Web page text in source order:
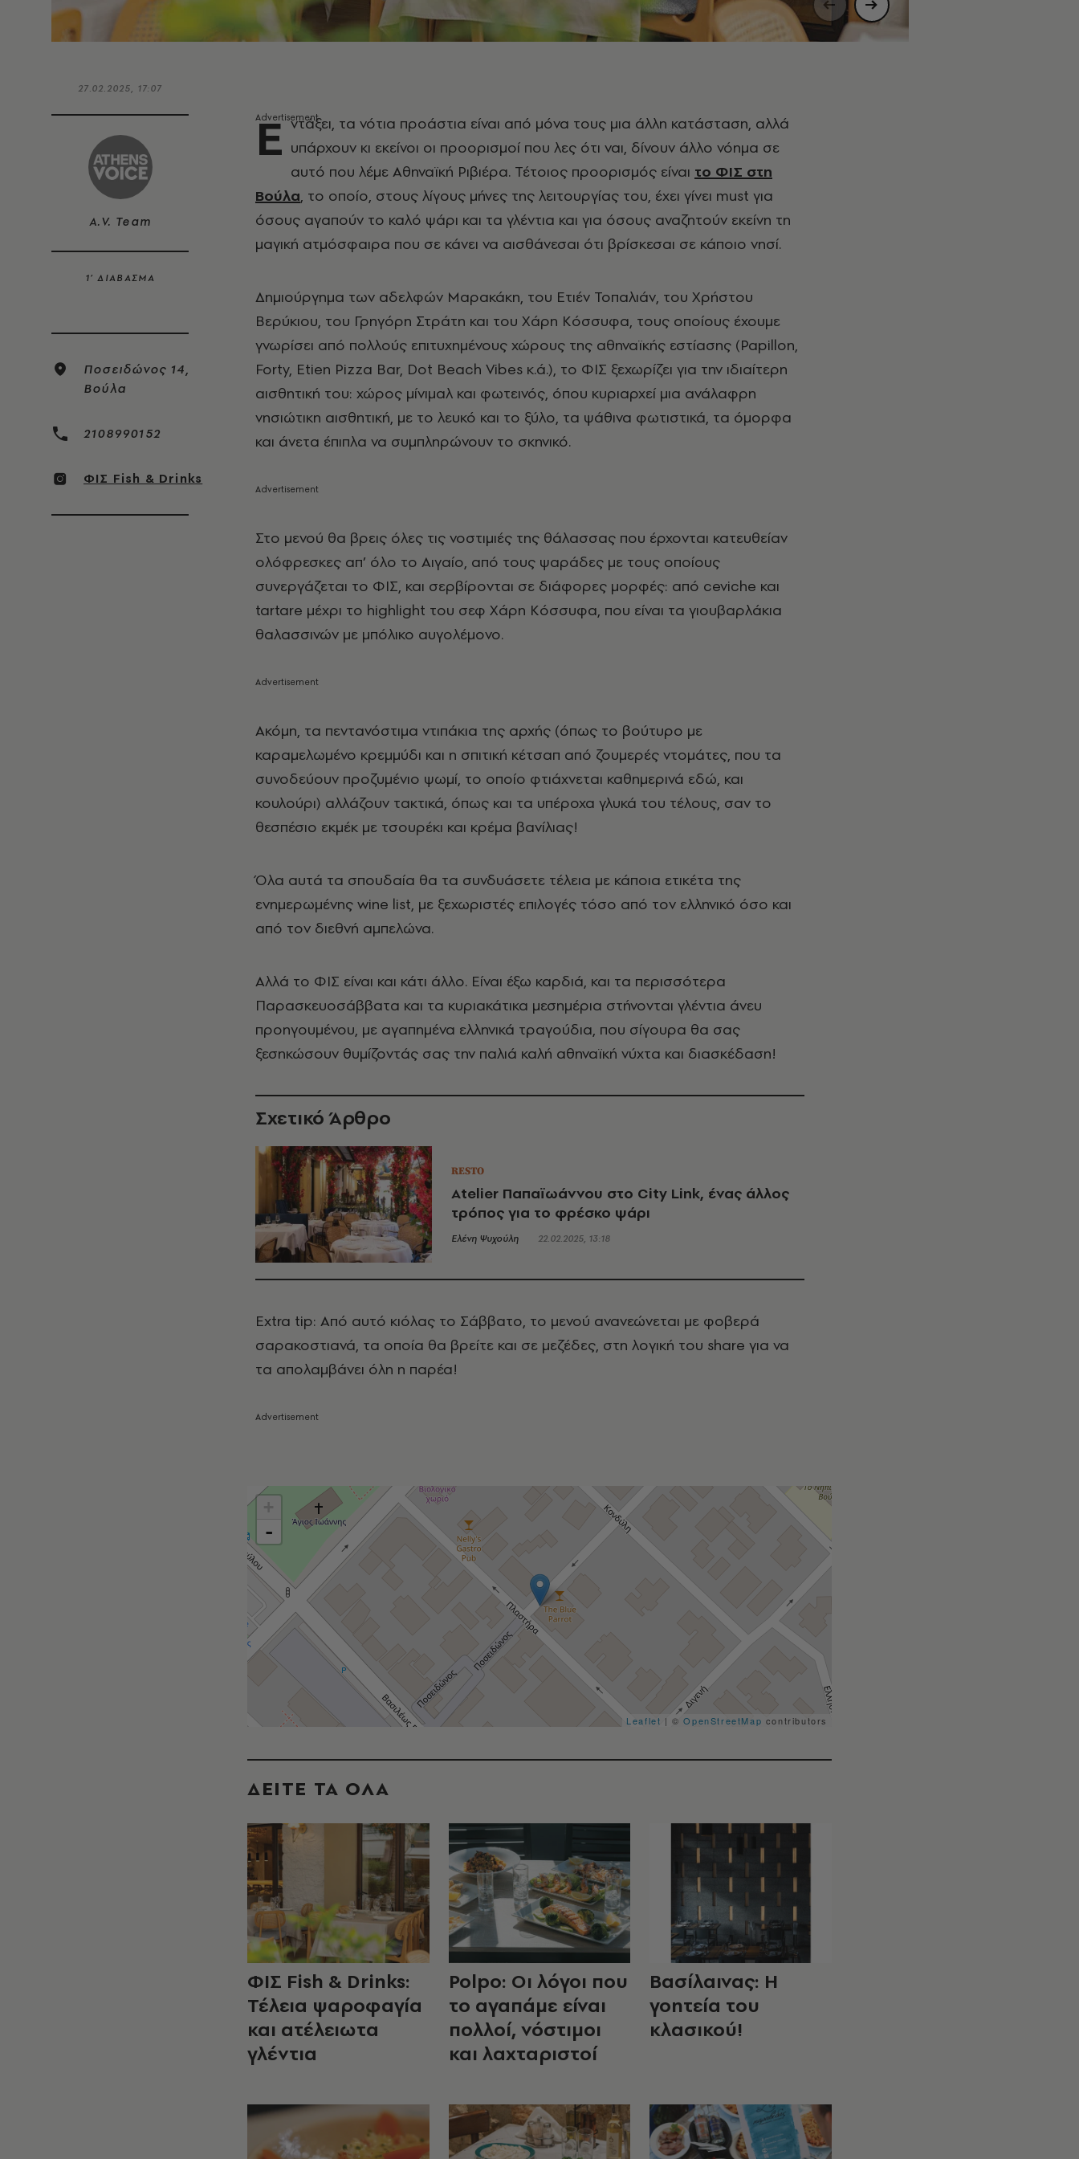
27.02.2025, 17:07
A.V. Team
1’ ΔΙΑΒΑΣΜΑ
Ποσειδώνος 14,
Βούλα
2108990152
ΦΙΣ Fish & Drinks
Ε ντάξει, τα νότια προάστια είναι από μόνα τους μια άλλη κατάσταση, αλλά
υπάρχουν κι εκείνοι οι προορισμοί που λες ότι ναι, δίνουν άλλο νόημα σε
αυτό που λέμε Αθηναϊκή Ριβιέρα. Τέτοιος προορισμός είναι το ΦΙΣ στη
Βούλα, το οποίο, στους λίγους μήνες της λειτουργίας του, έχει γίνει must για
όσους αγαπούν το καλό ψάρι και τα γλέντια και για όσους αναζητούν εκείνη τη
μαγική ατμόσφαιρα που σε κάνει να αισθάνεσαι ότι βρίσκεσαι σε κάποιο νησί.
Δημιούργημα των αδελφών Μαρακάκη, του Ετιέν Τοπαλιάν, του Χρήστου
Βερύκιου, του Γρηγόρη Στράτη και του Χάρη Κόσσυφα, τους οποίους έχουμε
γνωρίσει από πολλούς επιτυχημένους χώρους της αθηναϊκής εστίασης (Papillon,
Forty, Etien Pizza Bar, Dot Beach Vibes κ.ά.), το ΦΙΣ ξεχωρίζει για την ιδιαίτερη
αισθητική του: χώρος μίνιμαλ και φωτεινός, όπου κυριαρχεί μια ανάλαφρη
νησιώτικη αισθητική, με το λευκό και το ξύλο, τα ψάθινα φωτιστικά, τα όμορφα
και άνετα έπιπλα να συμπληρώνουν το σκηνικό.
Στο μενού θα βρεις όλες τις νοστιμιές της θάλασσας που έρχονται κατευθείαν
ολόφρεσκες απ’ όλο το Αιγαίο, από τους ψαράδες με τους οποίους
συνεργάζεται το ΦΙΣ, και σερβίρονται σε διάφορες μορφές: από ceviche και
tartare μέχρι το highlight του σεφ Χάρη Κόσσυφα, που είναι τα γιουβαρλάκια
θαλασσινών με μπόλικο αυγολέμονο.
Ακόμη, τα πεντανόστιμα ντιπάκια της αρχής (όπως το βούτυρο με
καραμελωμένο κρεμμύδι και η σπιτική κέτσαπ από ζουμερές ντομάτες, που τα
συνοδεύουν προζυμένιο ψωμί, το οποίο φτιάχνεται καθημερινά εδώ, και
κουλούρι) αλλάζουν τακτικά, όπως και τα υπέροχα γλυκά του τέλους, σαν το
θεσπέσιο εκμέκ με τσουρέκι και κρέμα βανίλιας!
Όλα αυτά τα σπουδαία θα τα συνδυάσετε τέλεια με κάποια ετικέτα της
ενημερωμένης wine list, με ξεχωριστές επιλογές τόσο από τον ελληνικό όσο και
από τον διεθνή αμπελώνα.
Αλλά το ΦΙΣ είναι και κάτι άλλο. Είναι έξω καρδιά, και τα περισσότερα
Παρασκευοσάββατα και τα κυριακάτικα μεσημέρια στήνονται γλέντια άνευ
προηγουμένου, με αγαπημένα ελληνικά τραγούδια, που σίγουρα θα σας
ξεσηκώσουν θυμίζοντάς σας την παλιά καλή αθηναϊκή νύχτα και διασκέδαση!
Σχετικό Άρθρο
RESTO
Atelier Παπαϊωάννου στο City Link, ένας άλλος
τρόπος για το φρέσκο ψάρι
Ελένη Ψυχούλη 22.02.2025, 13:18
Extra tip: Από αυτό κιόλας το Σάββατο, το μενού ανανεώνεται με φοβερά
σαρακοστιανά, τα οποία θα βρείτε και σε μεζέδες, στη λογική του share για να
τα απολαμβάνει όλη η παρέα!
-
Leaflet | ©OpenStreetMap contributors
ΔΕΙΤΕ ΤΑ ΟΛΑ
ΦΙΣ Fish & Drinks:
Τέλεια ψαροφαγία
και ατέλειωτα
γλέντια
Polpo: Οι λόγοι που
το αγαπάμε είναι
πολλοί, νόστιμοι
και λαχταριστοί
Βασίλαινας: Η
γοητεία του
κλασικού!